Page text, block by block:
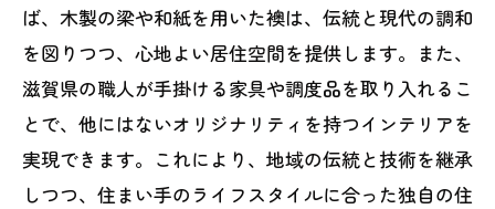
ば、木製の梁や和紙を用いた襖は、伝統と現代の調和
を図りつつ、心地よい居住空間を提供します。また、
滋賀県の職人が手掛ける家具や調度品を取り入れるこ
とで、他にはないオリジナリティを持つインテリアを
実現できます。これにより、地域の伝統と技術を継承
しつつ、住まい手のライフスタイルに合った独自の住